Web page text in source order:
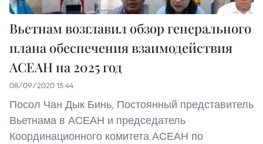
Вьетнам возглавил обзор генерального
плана обеспечения взаимодействия
АСЕАН на 2025 год
08/09/2020 15:44
Посол Чан Дык Бинь, Постоянный представитель
Вьетнама в АСЕАН и председатель
Координационного комитета АСЕАН по